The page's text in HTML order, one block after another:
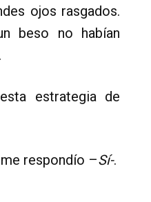
ojos rasgados.
beso no habían
estrategia de
respondío –Sí-.